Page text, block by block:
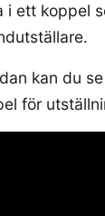
i ett koppel
kan du
för